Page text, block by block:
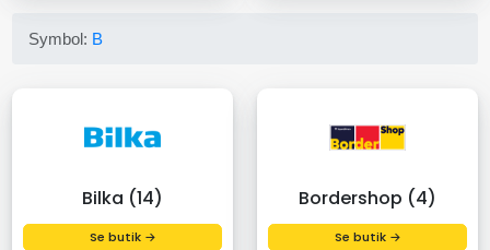
Symbol: B
Bilka (14)
Se butik →
Bordershop (4)
Se butik →